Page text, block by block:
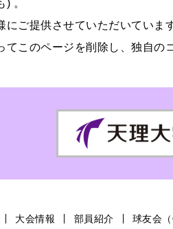
。
ご提供させていただいてい
てこのページを削除し、独自の
大会情報 部員紹介 球友会（